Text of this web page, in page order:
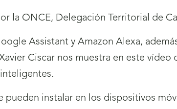
la ONCE, Delegación Territorial de
Assistant y Amazon Alexa,
Ciscar nos muestra en este
pueden instalar en los dispositivos